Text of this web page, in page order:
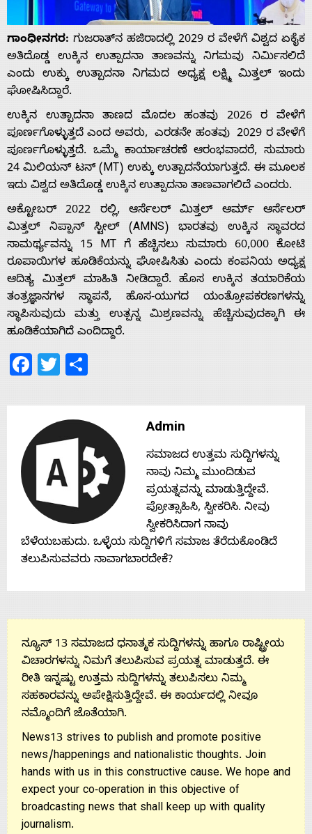
Home
About
Us
With
Contact
Us
ಗಾಂಧೀನಗರ: ಗುಜರಾತ್‌ನ ಹಜಿರಾದಲ್ಲಿ 2029 ರ ವೇಳೆಗೆ ವಿಶ್ವದ ಏಕೈಕ
ಅತಿದೊಡ್ಡ ಉಕ್ಕಿನ ಉತ್ಪಾದನಾ ತಾಣವನ್ನು ನಿಗಮವು ನಿರ್ಮಿಸಲಿದೆ
ಎಂದು ಉಕ್ಕು ಉತ್ಪಾದನಾ ನಿಗಮದ ಅಧ್ಯಕ್ಷ ಲಕ್ಷ್ಮಿ ಮಿತ್ತಲ್ ಇಂದು
ಘೋಷಿಸಿದ್ದಾರೆ.
ಉಕ್ಕಿನ ಉತ್ಪಾದನಾ ತಾಣದ ಮೊದಲ ಹಂತವು 2026 ರ ವೇಳೆಗೆ
ಪೂರ್ಣಗೊಳ್ಳುತ್ತದೆ ಎಂದ ಅವರು, ಎರಡನೇ ಹಂತವು 2029 ರ ವೇಳೆಗೆ
ಪೂರ್ಣಗೊಳ್ಳುತ್ತದೆ. ಒಮ್ಮೆ ಕಾರ್ಯಾಚರಣೆ ಆರಂಭವಾದರೆ, ಸುಮಾರು
24 ಮಿಲಿಯನ್ ಟನ್ (MT) ಉಕ್ಕು ಉತ್ಪಾದನೆಯಾಗುತ್ತದೆ. ಈ ಮೂಲಕ
ಇದು ವಿಶ್ವದ ಅತಿದೊಡ್ಡ ಉಕ್ಕಿನ ಉತ್ಪಾದನಾ ತಾಣವಾಗಲಿದೆ ಎಂದರು.
ಅಕ್ಟೋಬರ್ 2022 ರಲ್ಲಿ, ಆರ್ಸೆಲರ್ ಮಿತ್ತಲ್ ಆರ್ಮ್ ಆರ್ಸೆಲರ್
ಮಿತ್ತಲ್ ನಿಪ್ಪಾನ್ ಸ್ಟೀಲ್ (AMNS) ಭಾರತವು ಉಕ್ಕಿನ ಸ್ಥಾವರದ
ಸಾಮರ್ಥ್ಯವನ್ನು 15 MT ಗೆ ಹೆಚ್ಚಿಸಲು ಸುಮಾರು 60,000 ಕೋಟಿ
ರೂಪಾಯಿಗಳ ಹೂಡಿಕೆಯನ್ನು ಘೋಷಿಸಿತು ಎಂದು ಕಂಪನಿಯ ಅಧ್ಯಕ್ಷ
ಆದಿತ್ಯ ಮಿತ್ತಲ್ ಮಾಹಿತಿ ನೀಡಿದ್ದಾರೆ. ಹೊಸ ಉಕ್ಕಿನ ತಯಾರಿಕೆಯ
ತಂತ್ರಜ್ಞಾನಗಳ ಸ್ಥಾಪನೆ, ಹೊಸ-ಯುಗದ ಯಂತ್ರೋಪಕರಣಗಳನ್ನು
ಸ್ಥಾಪಿಸುವುದು ಮತ್ತು ಉತ್ಪನ್ನ ಮಿಶ್ರಣವನ್ನು ಹೆಚ್ಚಿಸುವುದಕ್ಕಾಗಿ ಈ
ಹೂಡಿಕೆಯಾಗಿದೆ ಎಂದಿದ್ದಾರೆ.
Facebook
Twitter
Admin
ಸಮಾಜದ ಉತ್ತಮ ಸುದ್ದಿಗಳನ್ನು
ನಾವು ನಿಮ್ಮ ಮುಂದಿಡುವ
ಪ್ರಯತ್ನವನ್ನು ಮಾಡುತ್ತಿದ್ದೇವೆ.
ಪ್ರೋತ್ಸಾಹಿಸಿ, ಸ್ವೀಕರಿಸಿ. ನೀವು
ಸ್ವೀಕರಿಸಿದಾಗ ನಾವು
ಬೆಳೆಯಬಹುದು. ಒಳ್ಳೆಯ ಸುದ್ದಿಗಳಿಗೆ ಸಮಾಜ ತೆರೆದುಕೊಂಡಿದೆ
ತಲುಪಿಸುವವರು ನಾವಾಗಬಾರದೇಕೆ?
ನ್ಯೂಸ್ 13 ಸಮಾಜದ ಧನಾತ್ಮಕ ಸುದ್ದಿಗಳನ್ನು ಹಾಗೂ ರಾಷ್ಟ್ರೀಯ
ವಿಚಾರಗಳನ್ನು ನಿಮಗೆ ತಲುಪಿಸುವ ಪ್ರಯತ್ನ ಮಾಡುತ್ತದೆ. ಈ
ರೀತಿ ಇನ್ನಷ್ಟು ಉತ್ತಮ ಸುದ್ದಿಗಳನ್ನು ತಲುಪಿಸಲು ನಿಮ್ಮ
ಸಹಕಾರವನ್ನು ಅಪೇಕ್ಷಿಸುತ್ತಿದ್ದೇವೆ. ಈ ಕಾರ್ಯದಲ್ಲಿ ನೀವೂ
ನಮ್ಮೊಂದಿಗೆ ಜೊತೆಯಾಗಿ.
News13 strives to publish and promote positive
news/happenings and nationalistic thoughts. Join
hands with us in this constructive cause. We hope and
expect your co-operation in this objective of
broadcasting news that shall keep up with quality
journalism.